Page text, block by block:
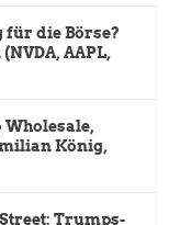
die Börse?
AAPL,
Wholesale,
König,
Trumps-